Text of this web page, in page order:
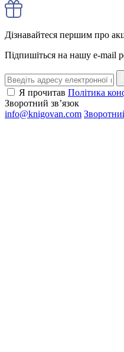
Дізнавайтеся першим про
Підпишіться на нашу e-mail
Я прочитав Політика
Зворотний зв’язок
info@knigovan.com